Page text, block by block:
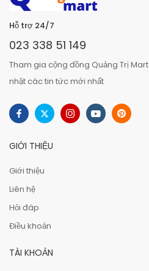
Hỗ trợ 24/7
023 338 51 149
Tham gia cộng đồng Quảng Trị
nhật các tin tức mới nhất
GIỚI THIỆU
Giới thiệu
Liên hệ
Hỏi đáp
Điều khoản
TÀI KHOẢN